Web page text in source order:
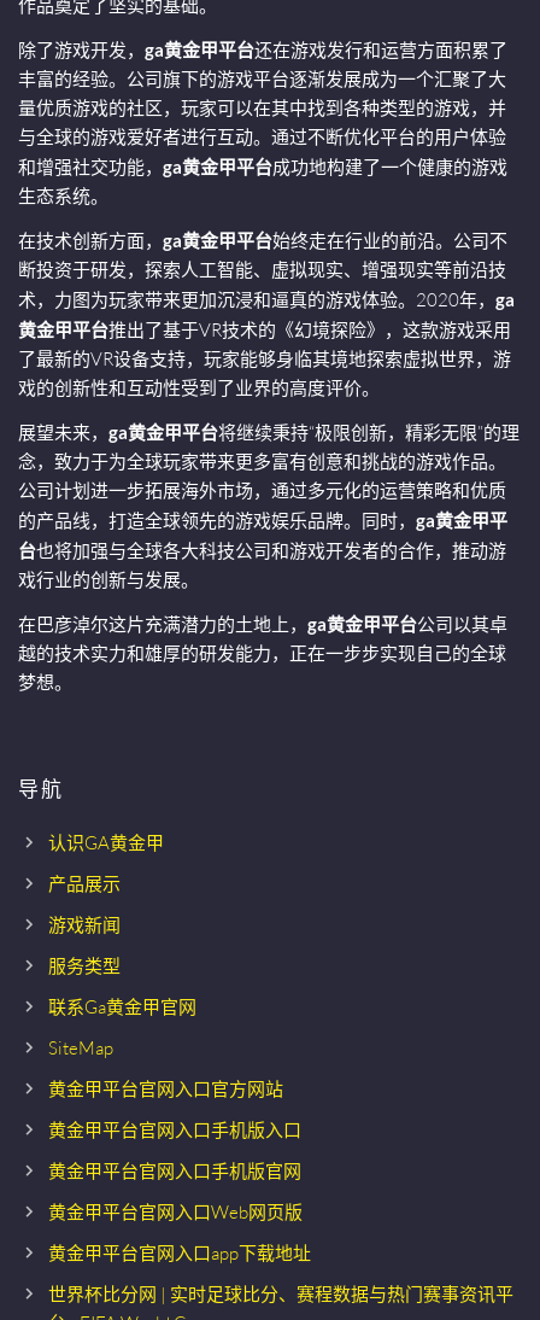
作品奠定了坚实的基础。
除了游戏开发， ga黄金甲平台还在游戏发行和运营方面积累了
丰富的经验。公司旗下的游戏平台逐渐发展成为一个汇聚了大
量优质游戏的社区，玩家可以在其中找到各种类型的游戏，并
与全球的游戏爱好者进行互动。通过不断优化平台的用户体验
和增强社交功能， ga黄金甲平台成功地构建了一个健康的游戏
生态系统。
在技术创新方面， ga黄金甲平台始终走在行业的前沿。公司不
断投资于研发，探索人工智能、虚拟现实、增强现实等前沿技
术，力图为玩家带来更加沉浸和逼真的游戏体验。2020年， ga
黄金甲平台推出了基于VR技术的《幻境探险》，这款游戏采用
了最新的VR设备支持，玩家能够身临其境地探索虚拟世界，游
戏的创新性和互动性受到了业界的高度评价。
展望未来， ga黄金甲平台将继续秉持“极限创新，精彩无限”的理
念，致力于为全球玩家带来更多富有创意和挑战的游戏作品。
公司计划进一步拓展海外市场，通过多元化的运营策略和优质
的产品线，打造全球领先的游戏娱乐品牌。同时， ga黄金甲平
台也将加强与全球各大科技公司和游戏开发者的合作，推动游
戏行业的创新与发展。
在巴彦淖尔这片充满潜力的土地上， ga黄金甲平台公司以其卓
越的技术实力和雄厚的研发能力，正在一步步实现自己的全球
梦想。
导航
认识GA黄金甲
产品展示
游戏新闻
服务类型
联系Ga黄金甲官网
SiteMap
黄金甲平台官网入口官方网站
黄金甲平台官网入口手机版入口
黄金甲平台官网入口手机版官网
黄金甲平台官网入口Web网页版
黄金甲平台官网入口app下载地址
世界杯比分网 | 实时足球比分、赛程数据与热门赛事资讯平